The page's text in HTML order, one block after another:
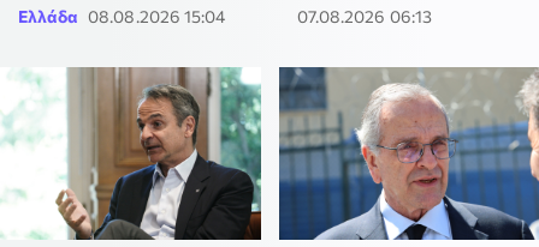
Ελλάδα 08.08.2026 15:04
07.08.2026 06:13